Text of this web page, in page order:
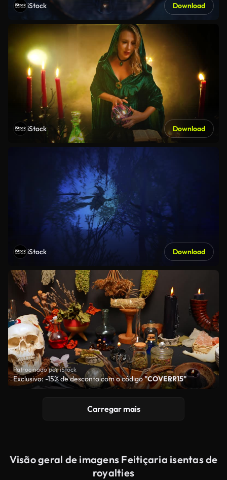
iStock Download
iStock Download
iStock Download
Patrocinado por iStock
Exclusivo: -15% de desconto com o código"COVERR15"
Carregar mais
Visão geral de imagens Feitiçaria isentas de
royalties